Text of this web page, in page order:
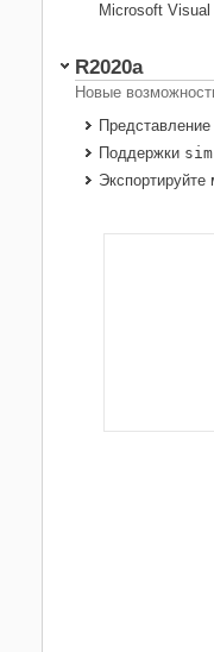
Microsoft
R2020a
Новые
Представление
Поддержки sim